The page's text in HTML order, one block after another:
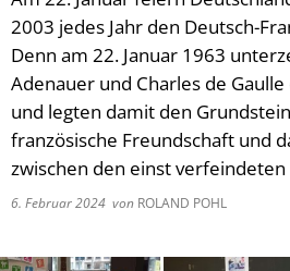
2003 jedes Jahr den Deutsch-
Denn am 22. Januar 1963
Adenauer und Charles de
und legten damit den
französische Freundschaft und
zwischen den einst verfeindeten
6. Februar 2024 von ROLAND POHL